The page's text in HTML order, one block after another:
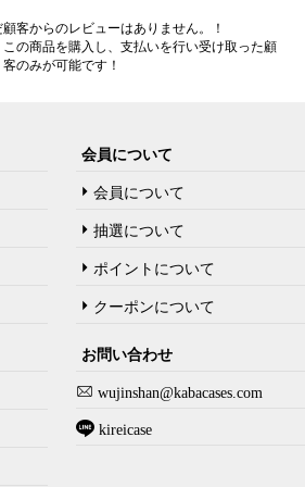
客からのレビューはありません。！
の商品を購入し、支払いを行い受け取った顧
客のみが可能です！
会員について
会員について
抽選について
ポイントについて
クーポンについて
お問い合わせ
wujinshan@kabacases.com
kireicase